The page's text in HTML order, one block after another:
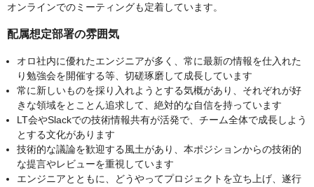
オンラインでのミーティングも定着しています。
配属想定部署の雰囲気
オロ社内に優れたエンジニアが多く、常に最新の情報を仕入れた
り勉強会を開催する等、切磋琢磨して成長しています
常に新しいものを採り入れようとする気概があり、それぞれが好
きな領域をとことん追求して、絶対的な自信を持っています
LT会やSlackでの技術情報共有が活発で、チーム全体で成長しよう
とする文化があります
技術的な議論を歓迎する風土があり、本ポジションからの技術的
な提言やレビューを重視しています
エンジニアとともに、どうやってプロジェクトを立ち上げ、遂行